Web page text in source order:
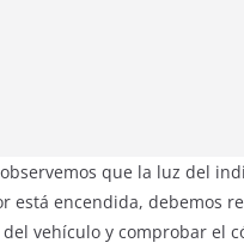
que la luz del
está encendida, debemos
del vehículo y comprobar el